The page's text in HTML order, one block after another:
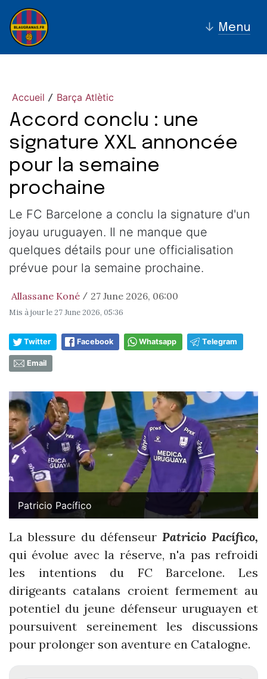
↓ Menu
Accueil / Barça Atlètic
Accord conclu : une
signature XXL annoncée
pour la semaine
prochaine
Le FC Barcelone a conclu la signature d'un
joyau uruguayen. Il ne manque que
quelques détails pour une officialisation
prévue pour la semaine prochaine.
Allassane Koné / 27 June 2026, 06:00
Mis à jour le27 June 2026, 05:36
Twitter Facebook Whatsapp Telegram
Email
Patricio Pacífico
La blessure du défenseurPatricio Pacífico,
qui évolue avec la réserve, n'a pas refroidi
les intentions du FC Barcelone. Les
dirigeants catalans croient fermement au
potentiel du jeune défenseur uruguayen et
poursuivent sereinement les discussions
pour prolonger son aventure en Catalogne.